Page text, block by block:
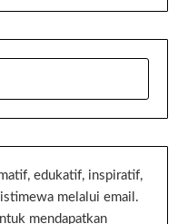
edukatif, inspiratif,
melalui email.
mendapatkan